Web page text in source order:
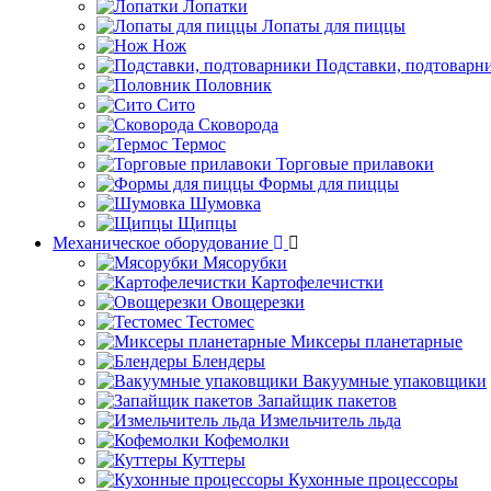
Лопатки
Лопаты для пиццы
Нож
Подставки,
Половник
Сито
Сковорода
Термос
Торговые прилавоки
Формы для пиццы
Шумовка
Щипцы
Механическое оборудование
Мясорубки
Картофелечистки
Овощерезки
Тестомес
Миксеры планетарные
Блендеры
Вакуумные упаковщики
Запайщик пакетов
Измельчитель льда
Кофемолки
Куттеры
Кухонные процессоры